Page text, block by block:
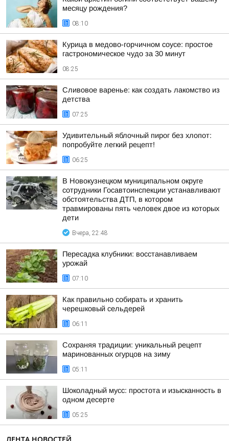
месяцу рождения?
08:10
Курица в медово-горчичном соусе: простое
гастрономическое чудо за 30 минут
08:25
Сливовое варенье: как создать лакомство из
детства
07:25
Удивительный яблочный пирог без хлопот:
попробуйте легкий рецепт!
06:25
В Новокузнецком муниципальном округе
сотрудники Госавтоинспекции устанавливают
обстоятельства ДТП, в котором
травмированы пять человек двое из которых
дети
Вчера, 22:48
Пересадка клубники: восстанавливаем
урожай
07:10
Как правильно собирать и хранить
черешковый сельдерей
06:11
Сохраняя традиции: уникальный рецепт
маринованных огурцов на зиму
05:11
Шоколадный мусс: простота и изысканность в
одном десерте
05:25